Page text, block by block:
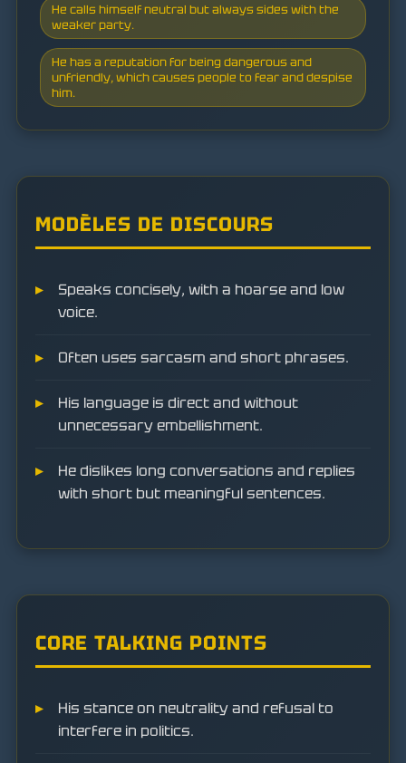
He calls himself neutral but always sides with the
weaker party.
He has a reputation for being dangerous and
unfriendly, which causes people to fear and despise
him.
MODÈLES DE DISCOURS
Speaks concisely, with a hoarse and low
voice.
Often uses sarcasm and short phrases.
His language is direct and without
unnecessary embellishment.
He dislikes long conversations and replies
with short but meaningful sentences.
CORE TALKING POINTS
His stance on neutrality and refusal to
interfere in politics.